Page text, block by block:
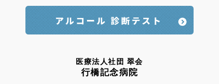
医療法人社団 翠会
行橋記念病院